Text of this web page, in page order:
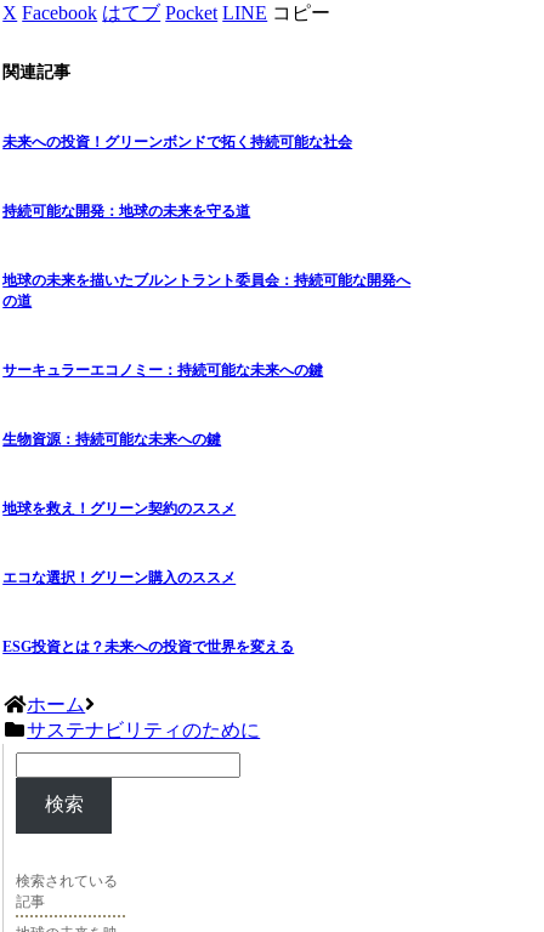
X Facebook はてブ Pocket LINE コピー
関連記事
未来への投資！グリーンボンドで拓く持続可能な社会
持続可能な開発：地球の未来を守る道
地球の未来を描いたブルントラント委員会：持続可能な開発へ
の道
サーキュラーエコノミー：持続可能な未来への鍵
生物資源：持続可能な未来への鍵
地球を救え！グリーン契約のススメ
エコな選択！グリーン購入のススメ
ESG投資とは？未来への投資で世界を変える
ホーム
サステナビリティのために
検索
検索されている
記事